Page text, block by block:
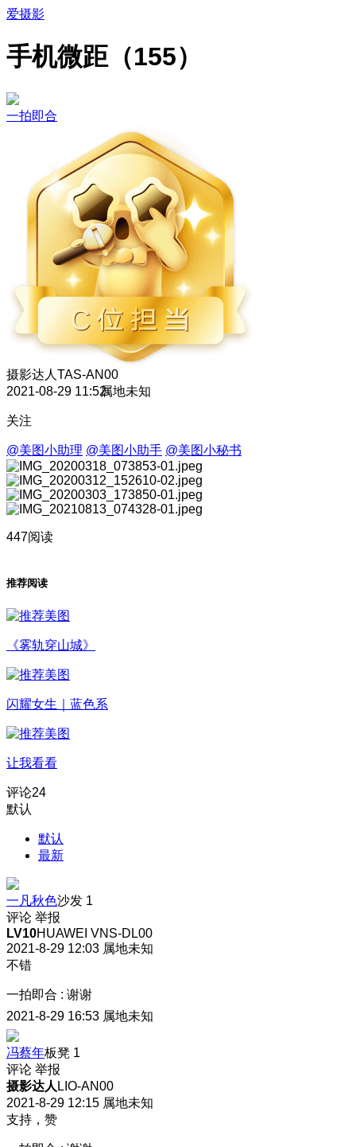
爱摄影
手机微距（155）
一拍即合
摄影达人 TAS-AN00
2021-08-29 11:52属地未知
关注
@美图小助理 @美图小助手 @美图小秘书
447阅读
推荐阅读
《雾轨穿山城》
闪耀女生｜蓝色系
让我看看
评论24
默认
默认
最新
一凡秋色沙发 1
评论 举报
LV10HUAWEI VNS-DL00
2021-8-29 12:03 属地未知
不错
一拍即合 : 谢谢
2021-8-29 16:53 属地未知
冯蔡年板凳 1
评论 举报
摄影达人 LIO-AN00
2021-8-29 12:15 属地未知
支持，赞